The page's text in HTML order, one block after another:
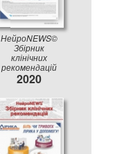
НейроNEWS©
Збірник
клінічних
рекомендацій
2020